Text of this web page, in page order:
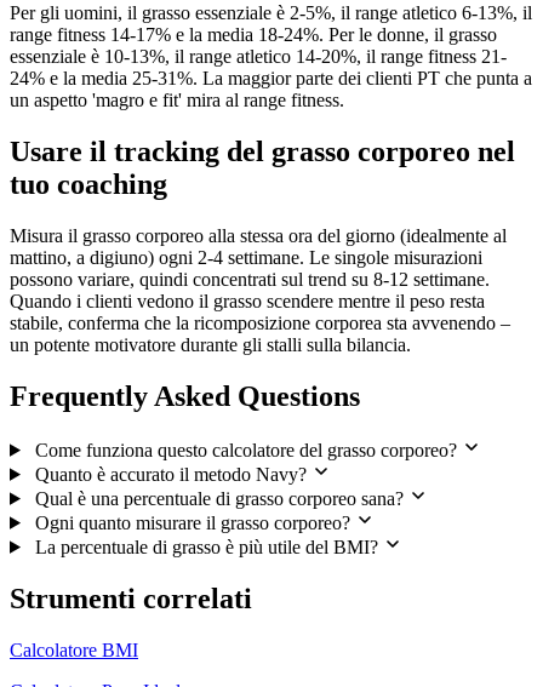
Per gli uomini, il grasso essenziale è 2-5%, il range atletico 6-13%, il
range fitness 14-17% e la media 18-24%. Per le donne, il grasso
essenziale è 10-13%, il range atletico 14-20%, il range fitness 21-
24% e la media 25-31%. La maggior parte dei clienti PT che punta a
un aspetto 'magro e fit' mira al range fitness.
Usare il tracking del grasso corporeo nel
tuo coaching
Misura il grasso corporeo alla stessa ora del giorno (idealmente al
mattino, a digiuno) ogni 2-4 settimane. Le singole misurazioni
possono variare, quindi concentrati sul trend su 8-12 settimane.
Quando i clienti vedono il grasso scendere mentre il peso resta
stabile, conferma che la ricomposizione corporea sta avvenendo –
un potente motivatore durante gli stalli sulla bilancia.
Frequently Asked Questions
Come funziona questo calcolatore del grasso corporeo?
Quanto è accurato il metodo Navy?
Qual è una percentuale di grasso corporeo sana?
Ogni quanto misurare il grasso corporeo?
La percentuale di grasso è più utile del BMI?
Strumenti correlati
Calcolatore BMI